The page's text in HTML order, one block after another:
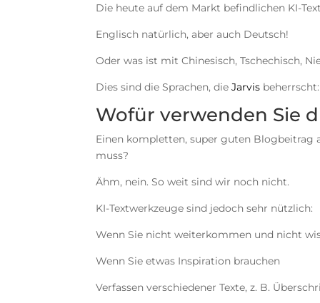
Die heute auf dem Markt befindlichen KI-
Englisch natürlich, aber auch Deutsch!
Oder was ist mit Chinesisch, Tschechisch,
Dies sind die Sprachen, dieJarvis beherrscht:
Wofür verwenden Sie
Einen kompletten, super guten
muss?
Ähm, nein. So weit sind wir noch nicht.
KI-Textwerkzeuge sind jedoch sehr nützlich:
Wenn Sie nicht weiterkommen und nicht
Wenn Sie etwas Inspiration brauchen
Verfassen verschiedener Texte, z. B.